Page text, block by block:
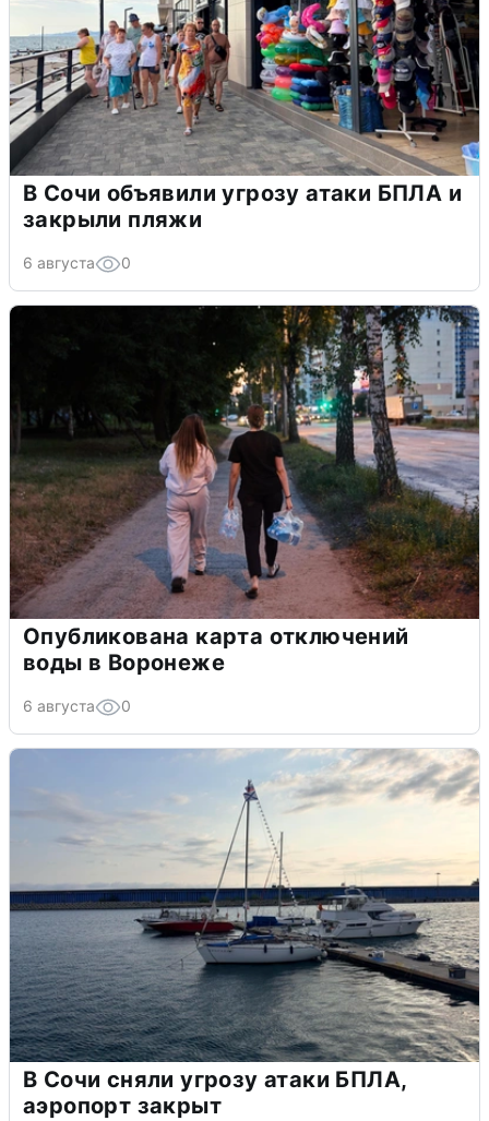
В Сочи объявили угрозу атаки БПЛА и
закрыли пляжи
6 августа 0
Опубликована карта отключений
воды в Воронеже
6 августа 0
В Сочи сняли угрозу атаки БПЛА,
аэропорт закрыт